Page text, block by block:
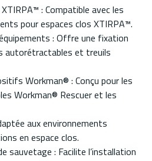
: Compatible avec les
pour espaces clos XTIRPA™.
: Offre une fixation
autorétractables et treuils
Workman® : Conçu pour les
Workman® Rescuer et les
aux environnements
en espace clos.
sauvetage : Facilite l’installation